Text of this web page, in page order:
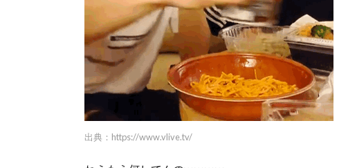
出典： https://www.vlive.tv/